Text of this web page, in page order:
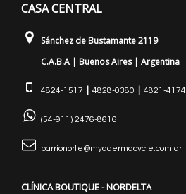
CASA CENTRAL
Sánchez de Bustamante 2119
C.A.B.A | Buenos Aires | Argentina
4824-1517 | 4828-0380 | 4821-4174
(54-911) 2476-8616
barrionorte@myddermacycle.com.ar
CLÍNICA BOUTIQUE - NORDELTA